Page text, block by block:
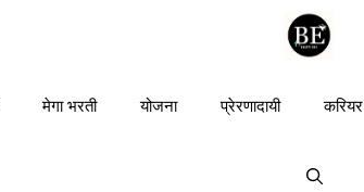
मेगा भरती योजना प्रेरणादायी करियर